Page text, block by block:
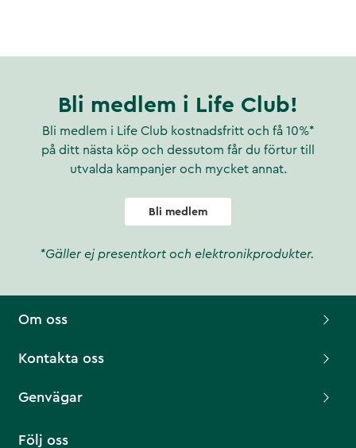
Bli medlem i Life Club!
Bli medlem i Life Club kostnadsfritt och få 10%*
på ditt nästa köp och dessutom får du förtur till
utvalda kampanjer och mycket annat.
Bli medlem
*Gäller ej presentkort och elektronikprodukter.
Om oss
Kontakta oss
Genvägar
Följ oss